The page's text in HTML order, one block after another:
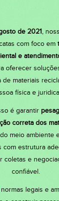
de 2021,
com foco em
e
oferecer
de materiais
física e
é garantir
correta dos
meio ambiente
com estrutura
coletas e
confiável.
legais e